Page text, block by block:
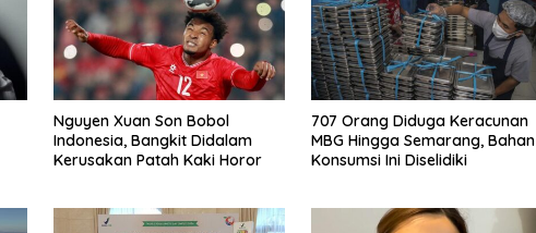
Nguyen Xuan Son Bobol
Indonesia, Bangkit Didalam
Kerusakan Patah Kaki Horor
707 Orang Diduga Keracunan
MBG Hingga Semarang, Bahan
Konsumsi Ini Diselidiki